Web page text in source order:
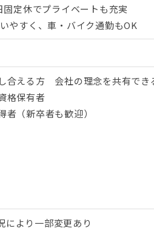
定休でプライベートも充実
やすく、車・バイク通勤もOK
合える方 会社の理念を共有でき
格保有者
（新卒者も歓迎）
より一部変更あり